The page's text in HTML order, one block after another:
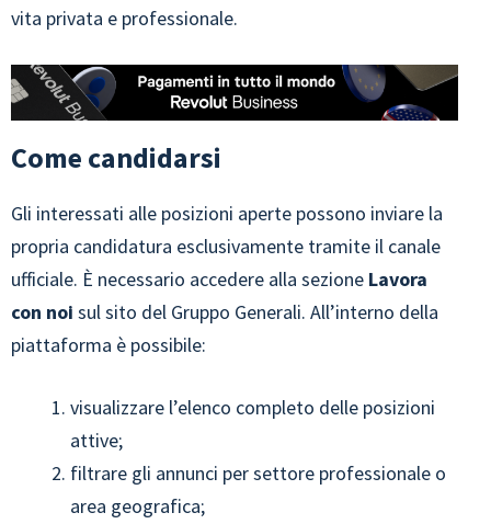
vita privata e professionale.
Come candidarsi
Gli interessati alle posizioni aperte possono inviare la
propria candidatura esclusivamente tramite il canale
ufficiale. È necessario accedere alla sezione Lavora
con noi sul sito del Gruppo Generali. All’interno della
piattaforma è possibile:
visualizzare l’elenco completo delle posizioni
attive;
filtrare gli annunci per settore professionale o
area geografica;